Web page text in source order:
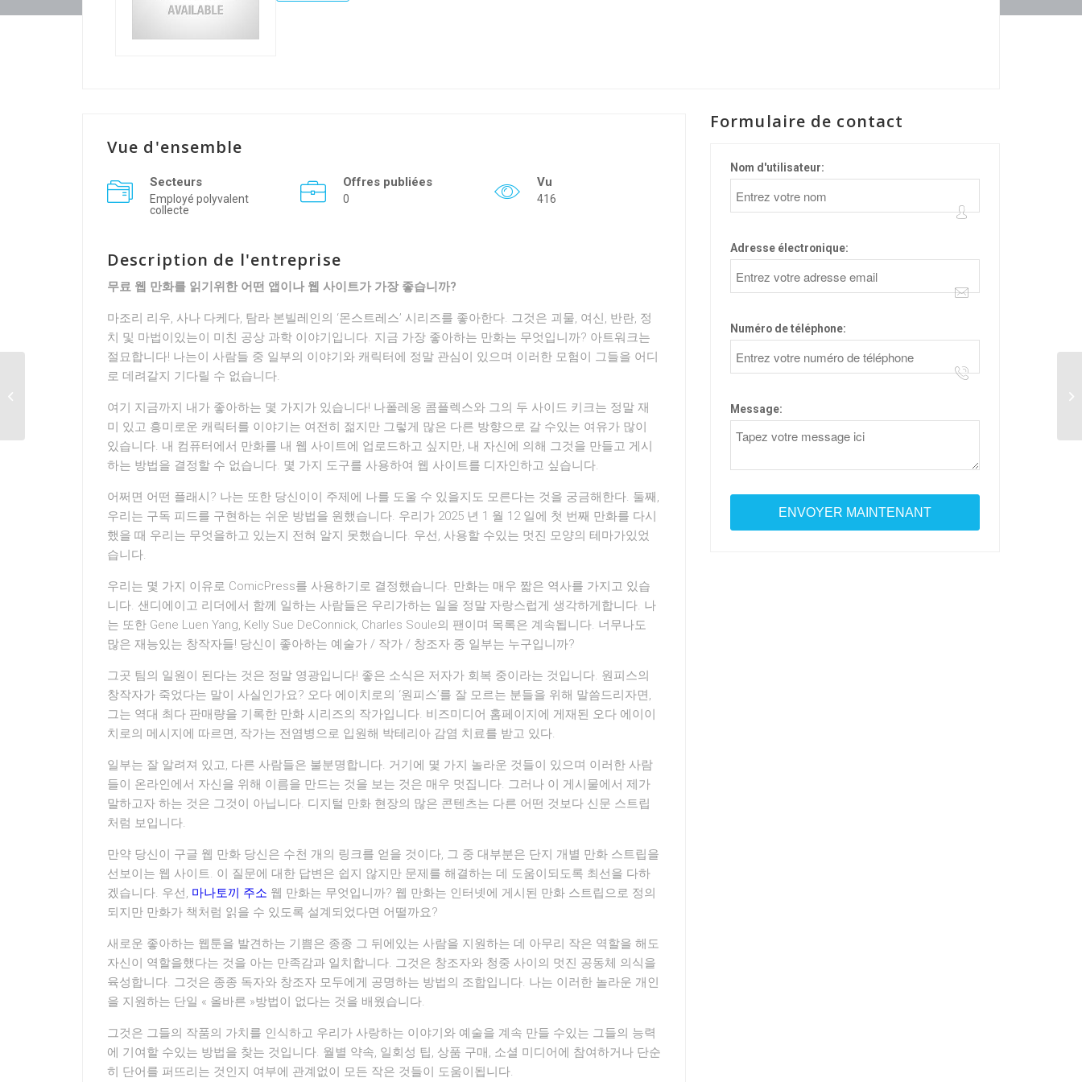
Vue d'ensemble
Secteurs
Employé polyvalent
collecte
Offres publiées
0
Vu
416
Description de l'entreprise
무료 웹 만화를 읽기위한 어떤 앱이나 웹 사이트가 가장 좋습니까?
마조리 리우, 사나 다케다, 탐라 본빌레인의 ‘몬스트레스’ 시리즈를 좋아한다. 그것은 괴물, 여신, 반란, 정
치 및 마법이있는이 미친 공상 과학 이야기입니다. 지금 가장 좋아하는 만화는 무엇입니까? 아트워크는
절묘합니다! 나는이 사람들 중 일부의 이야기와 캐릭터에 정말 관심이 있으며 이러한 모험이 그들을 어디
로 데려갈지 기다릴 수 없습니다.
여기 지금까지 내가 좋아하는 몇 가지가 있습니다! 나폴레옹 콤플렉스와 그의 두 사이드 키크는 정말 재
미 있고 흥미로운 캐릭터를 이야기는 여전히 젊지만 그렇게 많은 다른 방향으로 갈 수있는 여유가 많이
있습니다. 내 컴퓨터에서 만화를 내 웹 사이트에 업로드하고 싶지만, 내 자신에 의해 그것을 만들고 게시
하는 방법을 결정할 수 없습니다. 몇 가지 도구를 사용하여 웹 사이트를 디자인하고 싶습니다.
어쩌면 어떤 플래시? 나는 또한 당신이이 주제에 나를 도울 수 있을지도 모른다는 것을 궁금해한다. 둘째,
우리는 구독 피드를 구현하는 쉬운 방법을 원했습니다. 우리가 2025 년 1 월 12 일에 첫 번째 만화를 다시
했을 때 우리는 무엇을하고 있는지 전혀 알지 못했습니다. 우선, 사용할 수있는 멋진 모양의 테마가있었
습니다.
우리는 몇 가지 이유로 ComicPress를 사용하기로 결정했습니다. 만화는 매우 짧은 역사를 가지고 있습
니다. 샌디에이고 리더에서 함께 일하는 사람들은 우리가하는 일을 정말 자랑스럽게 생각하게합니다. 나
는 또한 Gene Luen Yang, Kelly Sue DeConnick, Charles Soule의 팬이며 목록은 계속됩니다. 너무나도
많은 재능있는 창작자들! 당신이 좋아하는 예술가 / 작가 / 창조자 중 일부는 누구입니까?
그곳 팀의 일원이 된다는 것은 정말 영광입니다! 좋은 소식은 저자가 회복 중이라는 것입니다. 원피스의
창작자가 죽었다는 말이 사실인가요? 오다 에이치로의 ‘원피스’를 잘 모르는 분들을 위해 말씀드리자면,
그는 역대 최다 판매량을 기록한 만화 시리즈의 작가입니다. 비즈미디어 홈페이지에 게재된 오다 에이이
치로의 메시지에 따르면, 작가는 전염병으로 입원해 박테리아 감염 치료를 받고 있다.
일부는 잘 알려져 있고, 다른 사람들은 불분명합니다. 거기에 몇 가지 놀라운 것들이 있으며 이러한 사람
들이 온라인에서 자신을 위해 이름을 만드는 것을 보는 것은 매우 멋집니다. 그러나 이 게시물에서 제가
말하고자 하는 것은 그것이 아닙니다. 디지털 만화 현장의 많은 콘텐츠는 다른 어떤 것보다 신문 스트립
처럼 보입니다.
만약 당신이 구글 웹 만화 당신은 수천 개의 링크를 얻을 것이다, 그 중 대부분은 단지 개별 만화 스트립을
선보이는 웹 사이트. 이 질문에 대한 답변은 쉽지 않지만 문제를 해결하는 데 도움이되도록 최선을 다하
겠습니다. 우선, 마나토끼 주소 웹 만화는 무엇입니까? 웹 만화는 인터넷에 게시된 만화 스트립으로 정의
되지만 만화가 책처럼 읽을 수 있도록 설계되었다면 어떨까요?
새로운 좋아하는 웹툰을 발견하는 기쁨은 종종 그 뒤에있는 사람을 지원하는 데 아무리 작은 역할을 해도
자신이 역할을했다는 것을 아는 만족감과 일치합니다. 그것은 창조자와 청중 사이의 멋진 공동체 의식을
육성합니다. 그것은 종종 독자와 창조자 모두에게 공명하는 방법의 조합입니다. 나는 이러한 놀라운 개인
을 지원하는 단일 « 올바른 »방법이 없다는 것을 배웠습니다.
그것은 그들의 작품의 가치를 인식하고 우리가 사랑하는 이야기와 예술을 계속 만들 수있는 그들의 능력
에 기여할 수있는 방법을 찾는 것입니다. 월별 약속, 일회성 팁, 상품 구매, 소셜 미디어에 참여하거나 단순
히 단어를 퍼뜨리는 것인지 여부에 관계없이 모든 작은 것들이 도움이됩니다.
Formulaire de contact
Nom d'utilisateur:
Adresse électronique:
Numéro de téléphone:
Message: